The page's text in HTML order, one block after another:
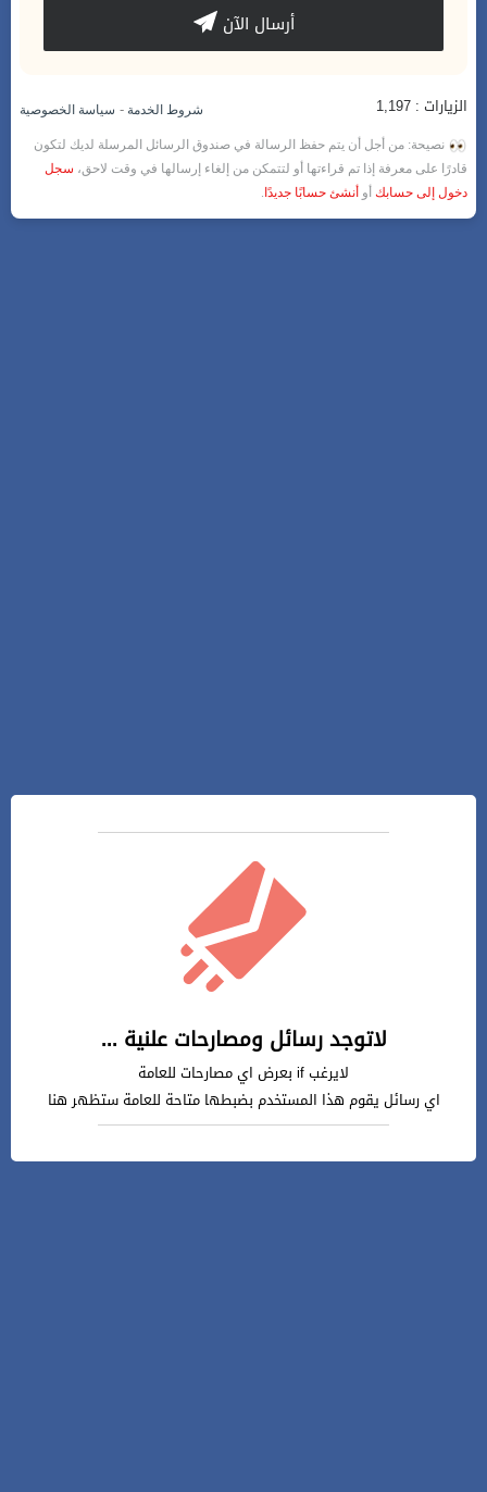
أرسال الآن
الزيارات : 1,197 شروط الخدمة - سياسة الخصوصية
نصيحة: من أجل أن يتم حفظ الرسالة في صندوق الرسائل المرسلة لديك لتكون
قادرًا على معرفة إذا تم قراءتها أو لتتمكن من إلغاء إرسالها في وقت لاحق، سجل
دخول إلى حسابك أو أنشئ حسابًا جديدًا .
لاتوجد رسائل ومصارحات علنية ...
لايرغب if بعرض اي مصارحات للعامة
اي رسائل يقوم هذا المستخدم بضبطها متاحة للعامة ستظهر هنا